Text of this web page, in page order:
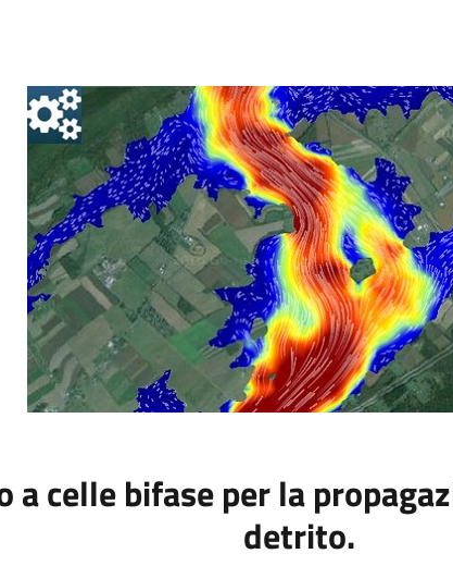
a celle bifase per la
detrito.